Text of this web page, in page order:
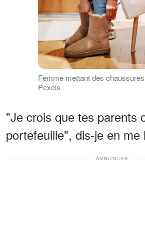
Femme mettant des
Pexels
"Je crois que tes parents
portefeuille", dis-je en me
ANNONCES